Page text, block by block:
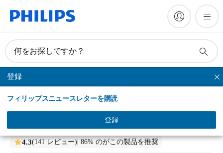
何をお探しですか？
登録
フィリップスニュースレターを購読
登録
シリーズシェーバー
ウェット＆ドライ電動シェーバー
4.3(141 レビュー) | 86% のがこの製品を推奨